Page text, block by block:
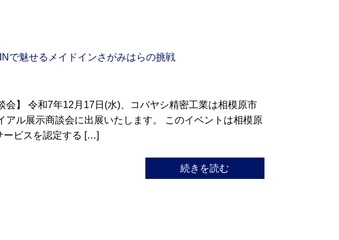
で魅せるメイドインさがみはらの挑戦
会】 令和7年12月17日(水)、コバヤシ精密工業は相模原市
アル展示商談会に出展いたします。 このイベントは相模原
ービスを認定する […]
続きを読む